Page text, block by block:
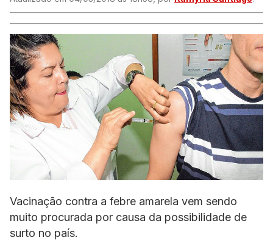
Vacinação contra a febre amarela vem sendo
muito procurada por causa da possibilidade de
surto no país.